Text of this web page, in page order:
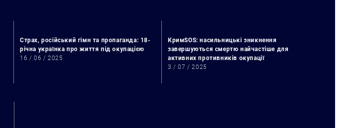
Страх, російський гімн та пропаганда: 18-
річна українка про життя під окупацією
16 / 06 / 2025
КримSOS: насильницькі зникнення
завершуються смертю найчастіше для
активних противників окупації
3 / 07 / 2025